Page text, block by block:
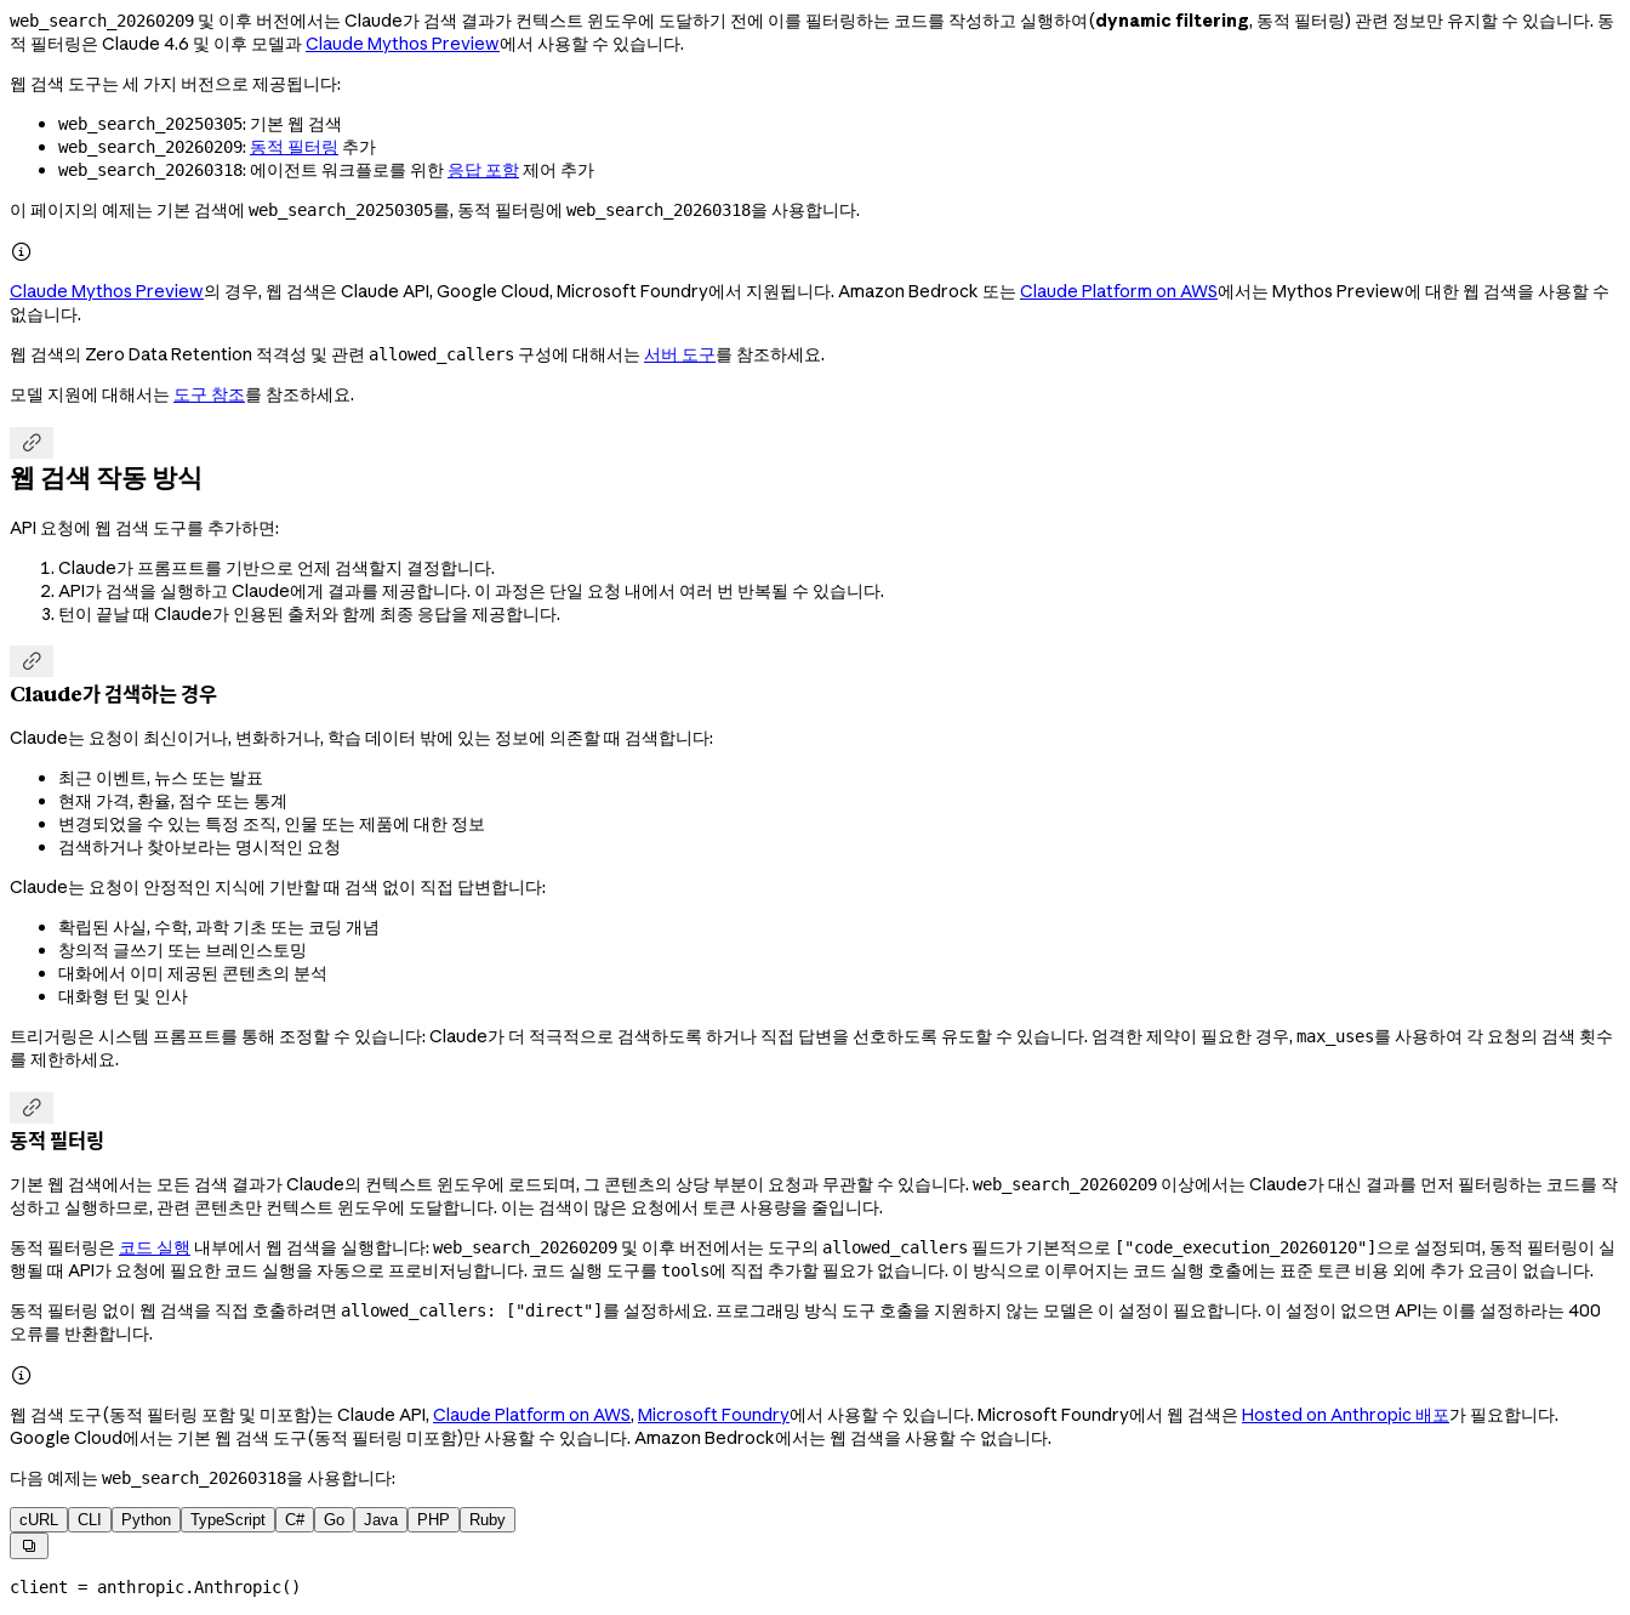
web_search_20260209 및 이후 버전에서는 Claude가 검색 결과가 컨텍스트 윈도우에 도달하기 전에 이를 필터링하는 코드를 작성하고 실행하여(dynamic filtering, 동적 필터링) 관련 정보만 유지할 수 있습니다. 동
적 필터링은 Claude 4.6 및 이후 모델과Claude Mythos Preview에서 사용할 수 있습니다.
웹 검색 도구는 세 가지 버전으로 제공됩니다:
web_search_20250305: 기본 웹 검색
web_search_20260209: 동적 필터링 추가
web_search_20260318: 에이전트 워크플로를 위한 응답 포함제어 추가
이 페이지의 예제는 기본 검색에 web_search_20250305를, 동적 필터링에 web_search_20260318을 사용합니다.

Claude Mythos Preview의 경우, 웹 검색은 Claude API, Google Cloud, Microsoft Foundry에서 지원됩니다. Amazon Bedrock 또는 Claude Platform on AWS에서는 Mythos Preview에 대한 웹 검색을 사용할 수
없습니다.
웹 검색의 Zero Data Retention 적격성 및 관련 allowed_callers 구성에 대해서는 서버 도구를 참조하세요.
모델 지원에 대해서는 도구 참조를 참조하세요.

웹 검색 작동 방식
API 요청에 웹 검색 도구를 추가하면:
Claude가 프롬프트를 기반으로 언제 검색할지 결정합니다.
API가 검색을 실행하고 Claude에게 결과를 제공합니다. 이 과정은 단일 요청 내에서 여러 번 반복될 수 있습니다.
턴이 끝날 때 Claude가 인용된 출처와 함께 최종 응답을 제공합니다.

Claude가 검색하는 경우
Claude는 요청이 최신이거나, 변화하거나, 학습 데이터 밖에 있는 정보에 의존할 때 검색합니다:
최근 이벤트, 뉴스 또는 발표
현재 가격, 환율, 점수 또는 통계
변경되었을 수 있는 특정 조직, 인물 또는 제품에 대한 정보
검색하거나 찾아보라는 명시적인 요청
Claude는 요청이 안정적인 지식에 기반할 때 검색 없이 직접 답변합니다:
확립된 사실, 수학, 과학 기초 또는 코딩 개념
창의적 글쓰기 또는 브레인스토밍
대화에서 이미 제공된 콘텐츠의 분석
대화형 턴 및 인사
트리거링은 시스템 프롬프트를 통해 조정할 수 있습니다: Claude가 더 적극적으로 검색하도록 하거나 직접 답변을 선호하도록 유도할 수 있습니다. 엄격한 제약이 필요한 경우, max_uses를 사용하여 각 요청의 검색 횟수
를 제한하세요.

동적 필터링
기본 웹 검색에서는 모든 검색 결과가 Claude의 컨텍스트 윈도우에 로드되며, 그 콘텐츠의 상당 부분이 요청과 무관할 수 있습니다. web_search_20260209 이상에서는 Claude가 대신 결과를 먼저 필터링하는 코드를 작
성하고 실행하므로, 관련 콘텐츠만 컨텍스트 윈도우에 도달합니다. 이는 검색이 많은 요청에서 토큰 사용량을 줄입니다.
동적 필터링은 코드 실행 내부에서 웹 검색을 실행합니다: web_search_20260209 및 이후 버전에서는 도구의 allowed_callers 필드가 기본적으로 ["code_execution_20260120"] 으로 설정되며, 동적 필터링이 실
행될 때 API가 요청에 필요한 코드 실행을 자동으로 프로비저닝합니다. 코드 실행 도구를 tools에 직접 추가할 필요가 없습니다. 이 방식으로 이루어지는 코드 실행 호출에는 표준 토큰 비용 외에 추가 요금이 없습니다.
동적 필터링 없이 웹 검색을 직접 호출하려면 allowed_callers: ["direct"] 를 설정하세요. 프로그래밍 방식 도구 호출을 지원하지 않는 모델은 이 설정이 필요합니다. 이 설정이 없으면 API는 이를 설정하라는 400
오류를 반환합니다.

웹 검색 도구(동적 필터링 포함 및 미포함)는 Claude API, Claude Platform on AWS, Microsoft Foundry에서 사용할 수 있습니다. Microsoft Foundry에서 웹 검색은 Hosted on Anthropic 배포가 필요합니다.
Google Cloud에서는 기본 웹 검색 도구(동적 필터링 미포함)만 사용할 수 있습니다. Amazon Bedrock에서는 웹 검색을 사용할 수 없습니다.
다음 예제는 web_search_20260318을 사용합니다:
cURL CLI Python TypeScript C# Go Java PHP Ruby

client = anthropic.Anthropic()